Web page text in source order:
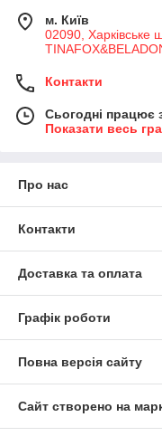
м. Київ
02090, Харківське
Контакти
Сьогодні працює
Показати весь
Про нас
Контакти
Доставка та оплата
Графік роботи
Повна версія сайту
Сайт створено на